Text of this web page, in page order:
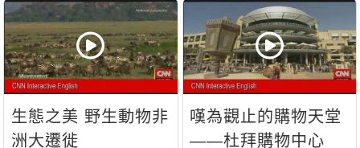
生態之美 野生動物非
洲大遷徙
嘆為觀止的購物天堂
——杜拜購物中心